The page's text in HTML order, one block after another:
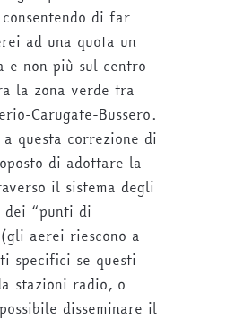
di far
ad una quota un
e non più sul centro
la zona verde tra
Carugate-Bussero.
questa correzione di
di adottare la
il sistema degli
dei “punti di
aerei riescono a
specifici se questi
stazioni radio, o
disseminare il